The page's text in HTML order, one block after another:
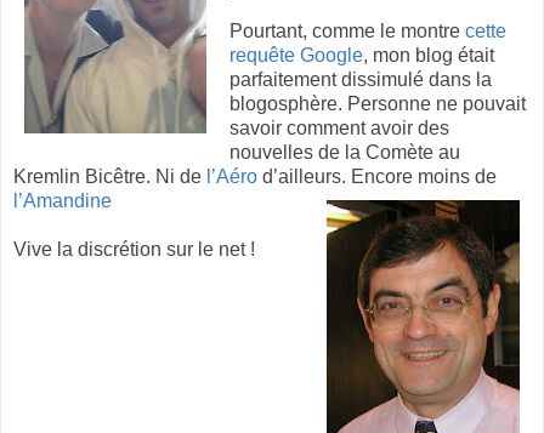
Pourtant, comme le montre cette
requête Google, mon blog était
parfaitement dissimulé dans la
blogosphère. Personne ne pouvait
savoir comment avoir des
nouvelles de la Comète au
Kremlin Bicêtre. Ni de l’Aéro d’ailleurs. Encore moins de
l’Amandine
Vive la discrétion sur le net !